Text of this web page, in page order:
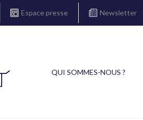
Espace presse Newsletter
QUI SOMMES-NOUS ?